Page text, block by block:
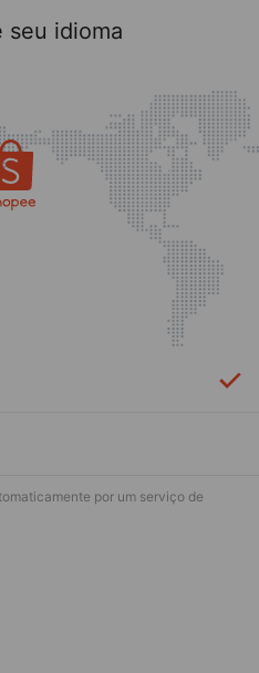
errado. Faça login
seu idioma
por um serviço de